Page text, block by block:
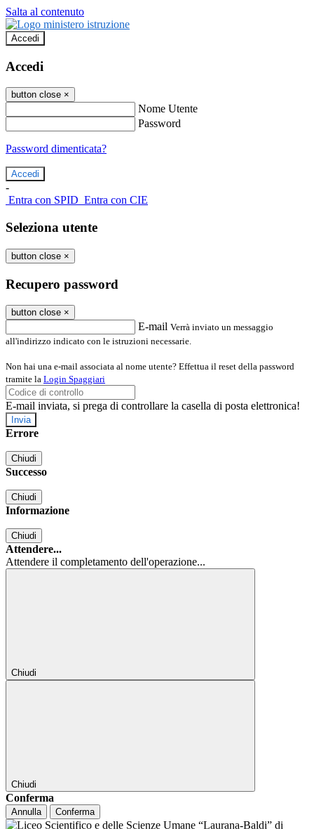
Salta al contenuto
Accedi
Accedi
button close ×
Nome Utente
Password
Password dimenticata?
-
Entra con SPID Entra con CIE
Seleziona utente
button close ×
Recupero password
button close ×
E-mail Verrà inviato un messaggio
all'indirizzo indicato con le istruzioni necessarie.
Non hai una e-mail associata al nome utente? Effettua il reset della password
tramite la Login Spaggiari
E-mail inviata, si prega di controllare la casella di posta elettronica!
Errore
Chiudi
Successo
Chiudi
Informazione
Chiudi
Attendere...
Attendere il completamento dell'operazione...
Chiudi
Chiudi
Conferma
Annulla Conferma